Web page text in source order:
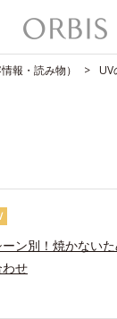
報・読み物） UV
ーン別！焼かない
せ